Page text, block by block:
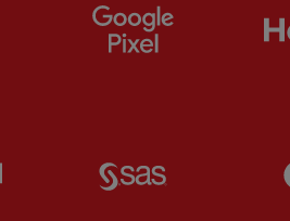
Extreme Partner:
Partner: Paypal